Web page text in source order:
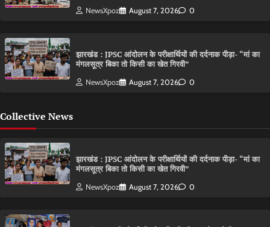
NewsXpoz August 7, 2026 0
झारखंड : JPSC आंदोलन के परीक्षार्थियों की दर्दनाक पीड़ा- “मां का
मंगलसूत्र बिका तो किसी का खेत गिरवी”
NewsXpoz August 7, 2026 0
Collective News
झारखंड : JPSC आंदोलन के परीक्षार्थियों की दर्दनाक पीड़ा- “मां का
मंगलसूत्र बिका तो किसी का खेत गिरवी”
NewsXpoz August 7, 2026 0